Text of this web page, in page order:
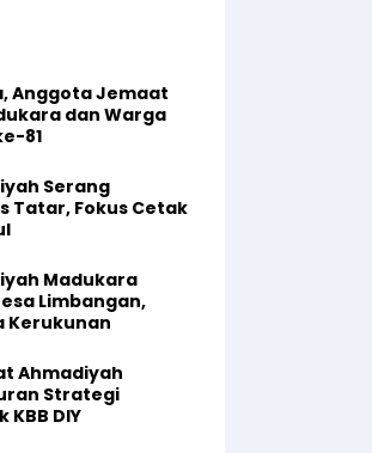
Anggota Jemaat
dan Warga
81
Serang
Tatar, Fokus Cetak
Madukara
Limbangan,
Kerukunan
Ahmadiyah
Strategi
KBB DIY